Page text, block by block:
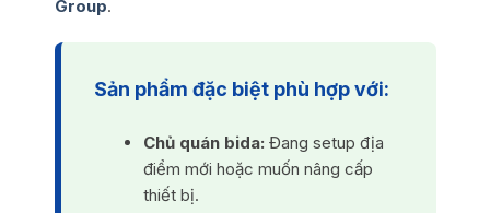
Group.
Sản phẩm đặc biệt phù hợp với:
Chủ quán bida: Đang setup địa
điểm mới hoặc muốn nâng cấp
thiết bị.